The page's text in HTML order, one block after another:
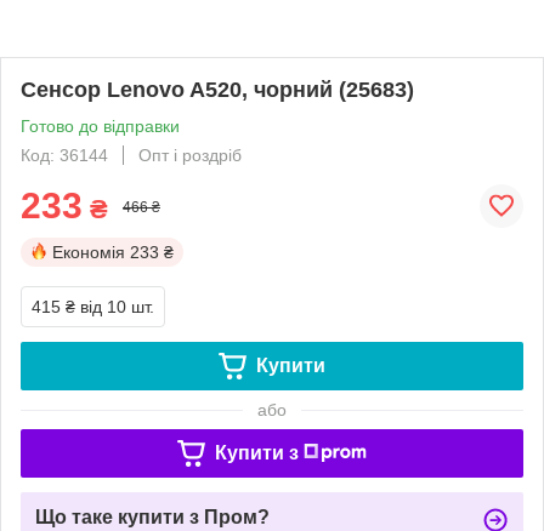
Сенсор Lenovo A520, чорний (25683)
Готово до відправки
Код: 36144
Опт і роздріб
233 ₴ 466 ₴
Економія 233 ₴
415 ₴ від 10 шт.
Купити
або
Купити з
Що таке купити з Пром?